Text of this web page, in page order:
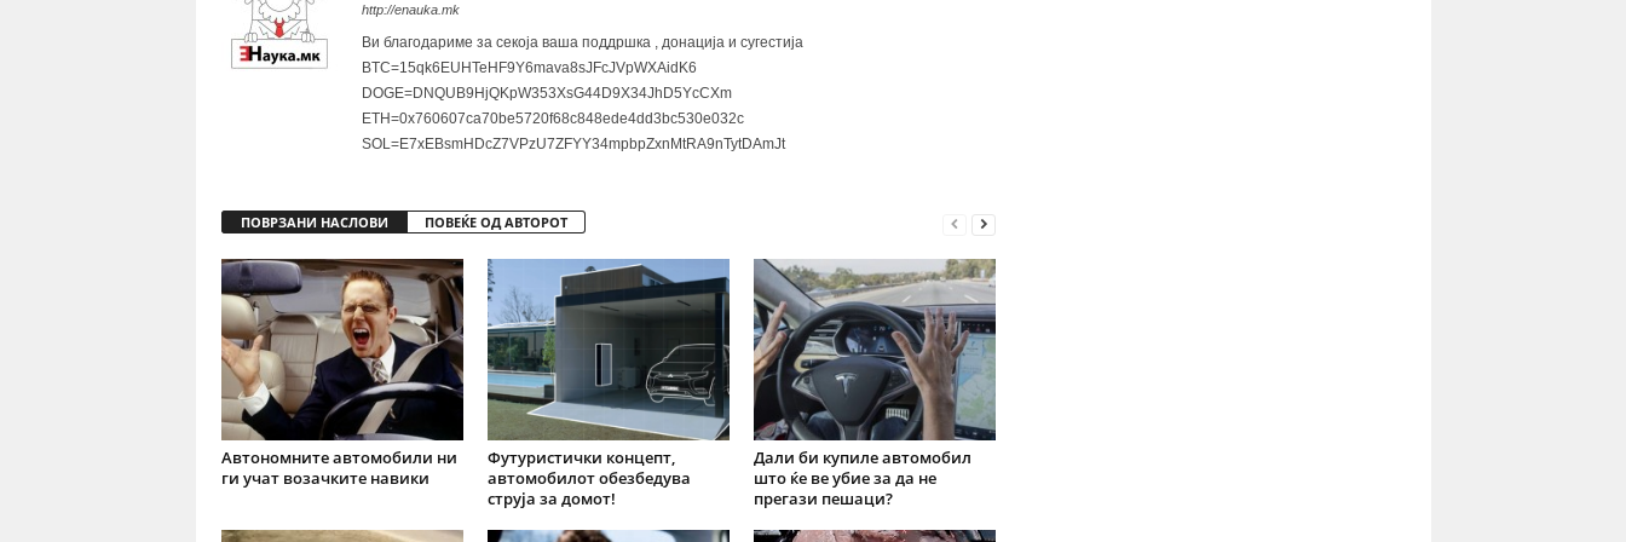
http://enauka.mk
Ви благодариме за секоја ваша поддршка , донација и сугестија
BTC=15qk6EUHTeHF9Y6mava8sJFcJVpWXAidK6
DOGE=DNQUB9HjQKpW353XsG44D9X34JhD5YcCXm
ETH=0x760607ca70be5720f68c848ede4dd3bc530e032c
SOL=E7xEBsmHDcZ7VPzU7ZFYY34mpbpZxnMtRA9nTytDAmJt
ПОВРЗАНИ НАСЛОВИ ПОВЕЌЕ ОД АВТОРОТ
Aвтономните автомобили ни
ги учат возачките навики
Футуристички концепт,
автомобилот обезбедува
струја за домот!
Дали би купиле автомобил
што ќе ве убие за да не
прегази пешаци?